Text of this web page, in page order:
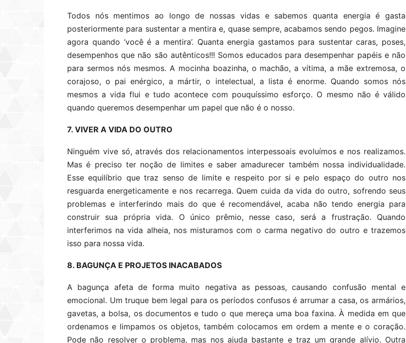
Todos nós mentimos ao longo de nossas vidas e sabemos quanta energia é gasta
posteriormente para sustentar a mentira e, quase sempre, acabamos sendo pegos. Imagine
agora quando ‘você é a mentira’. Quanta energia gastamos para sustentar caras, poses,
desempenhos que não são autênticos!!! Somos educados para desempenhar papéis e não
para sermos nós mesmos. A mocinha boazinha, o machão, a vítima, a mãe extremosa, o
corajoso, o pai enérgico, a mártir, o intelectual, a lista é enorme. Quando somos nós
mesmos a vida flui e tudo acontece com pouquíssimo esforço. O mesmo não é válido
quando queremos desempenhar um papel que não é o nosso.
7. VIVER A VIDA DO OUTRO
Ninguém vive só, através dos relacionamentos interpessoais evoluímos e nos realizamos.
Mas é preciso ter noção de limites e saber amadurecer também nossa individualidade.
Esse equilíbrio que traz senso de limite e respeito por si e pelo espaço do outro nos
resguarda energeticamente e nos recarrega. Quem cuida da vida do outro, sofrendo seus
problemas e interferindo mais do que é recomendável, acaba não tendo energia para
construir sua própria vida. O único prêmio, nesse caso, será a frustração. Quando
interferimos na vida alheia, nos misturamos com o carma negativo do outro e trazemos
isso para nossa vida.
8. BAGUNÇA E PROJETOS INACABADOS
A bagunça afeta de forma muito negativa as pessoas, causando confusão mental e
emocional. Um truque bem legal para os períodos confusos é arrumar a casa, os armários,
gavetas, a bolsa, os documentos e tudo o que mereça uma boa faxina. À medida em que
ordenamos e limpamos os objetos, também colocamos em ordem a mente e o coração.
Pode não resolver o problema, mas nos ajuda bastante e traz um grande alívio. Outra